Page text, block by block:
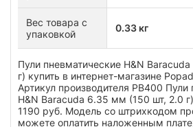
Вес товара с
упаковкой
0.33 кг
Пули пневматические H&N
г) купить в интернет-магазине
Артикул производителя PB400 Пули
H&N Baracuda 6.35 мм (150 шт, 2.0
1190 руб. Модель со штрихкодом
можете оплатить наложенным